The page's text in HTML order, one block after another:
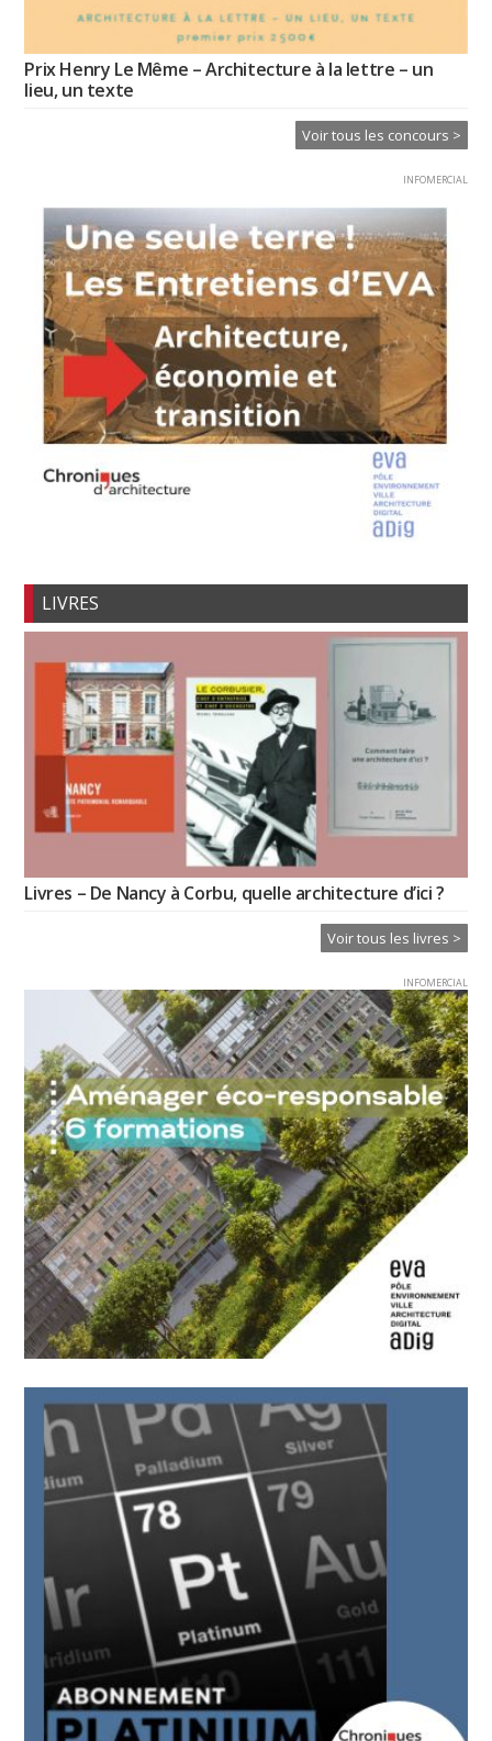
Prix Henry Le Même – Architecture à la lettre – un
lieu, un texte
Voir tous les concours >
INFOMERCIAL
LIVRES
Livres – De Nancy à Corbu, quelle architecture d’ici ?
Voir tous les livres >
INFOMERCIAL